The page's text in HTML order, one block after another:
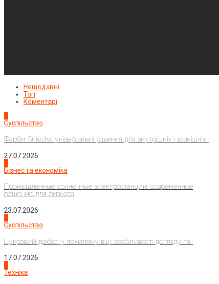
Нещодавні
Топ
Коментарі
Суспільство
Фарби Sniezka: універсальні рішення для внутрішніх і зовнішніх...
27.07.2026
Бізнес та економіка
Промышленные солнечные электростанции: современное
решение для бизнеса
23.07.2026
Суспільство
Цукровий діабет у похилому віці: особливості догляду та...
17.07.2026
Техніка